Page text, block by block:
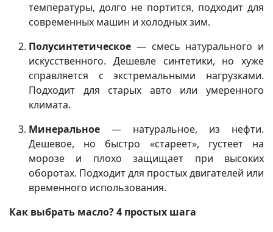
температуры, долго не портится, подходит для
современных машин и холодных зим.
Полусинтетическое — смесь натурального и
искусственного. Дешевле синтетики, но хуже
справляется с экстремальными нагрузками.
Подходит для старых авто или умеренного
климата.
Минеральное — натуральное, из нефти.
Дешевое, но быстро «стареет», густеет на
морозе и плохо защищает при высоких
оборотах. Подходит для простых двигателей или
временного использования.
Как выбрать масло? 4 простых шага